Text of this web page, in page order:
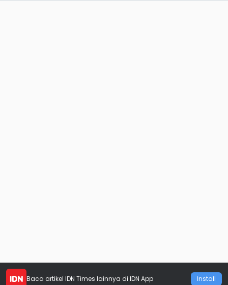
Baca artikel IDN Times lainnya di IDN App Install